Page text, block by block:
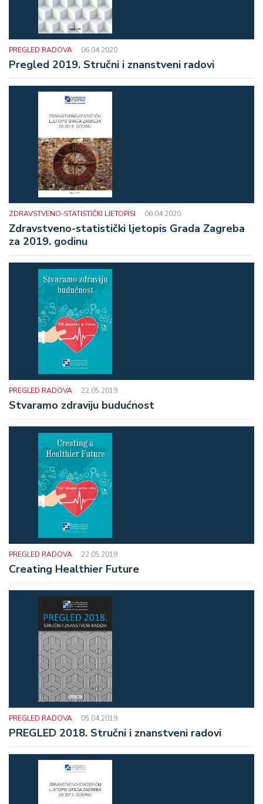
PREGLED RADOVA 06.04.2020.
Pregled 2019. Stručni i znanstveni radovi
ZDRAVSTVENO-STATISTIČKI LJETOPISI 06.04.2020.
Zdravstveno-statistički ljetopis Grada Zagreba
za 2019. godinu
PREGLED RADOVA 22.05.2019.
Stvaramo zdraviju budućnost
PREGLED RADOVA 22.05.2019.
Creating Healthier Future
PREGLED RADOVA 05.04.2019.
PREGLED 2018. Stručni i znanstveni radovi